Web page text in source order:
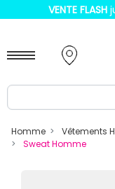
VENTE FLASH
Homme Vêtements
Sweat Homme